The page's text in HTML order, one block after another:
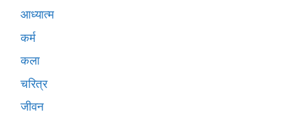
आध्यात्म
कर्म
कला
चरित्र
जीवन